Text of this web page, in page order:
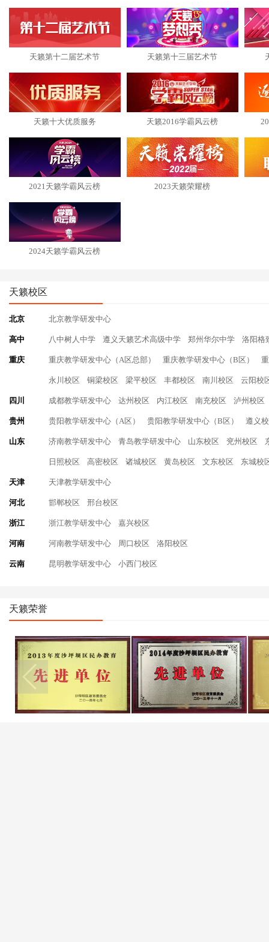
天籁第十二届艺术节 天籁第十三届艺术节
天籁十大优质服务 天籁2016学霸风云榜
2021天籁学霸风云榜 2023天籁荣耀榜
2024天籁学霸风云榜
天籁校区
北京 北京教学研发中心
高中 八中树人中学 遵义天籁艺术高级中学 郑州华尔中学 洛阳格
重庆 重庆教学研发中心（A区总部） 重庆教学研发中心（B区）
永川校区 铜梁校区 梁平校区 丰都校区 南川校区 云阳校
四川 成都教学研发中心 达州校区 内江校区 南充校区 泸州校区
贵州 贵阳教学研发中心（A区） 贵阳教学研发中心（B区） 遵义
山东 济南教学研发中心 青岛教学研发中心 山东校区 兖州校区
日照校区 高密校区 诸城校区 黄岛校区 文东校区 东城校
天津 天津教学研发中心
河北 邯郸校区 邢台校区
浙江 浙江教学研发中心 嘉兴校区
河南 河南教学研发中心 周口校区 洛阳校区
云南 昆明教学研发中心 小西门校区
天籁荣誉